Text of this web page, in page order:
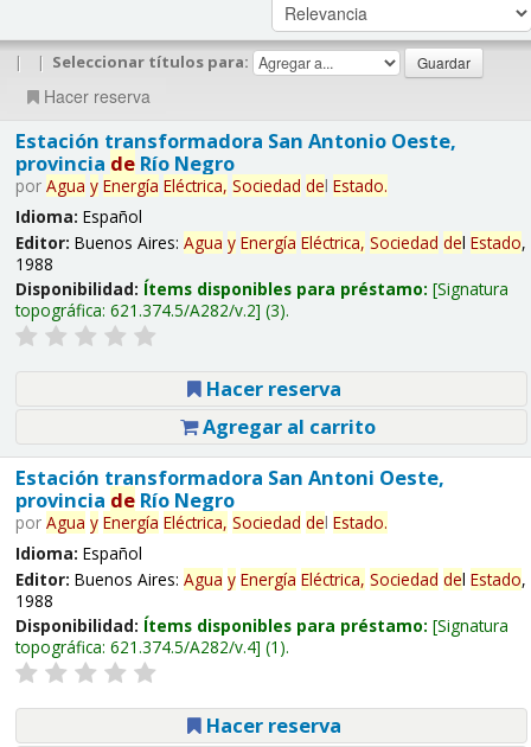
| | Seleccionar títulos para:
Hacer reserva
Estación transformadora San Antonio Oeste,
provincia deRío Negro
por Agua y Energía Eléctrica, Sociedad del Estado.
Idioma: Español
Editor: Buenos Aires: Agua y Energía Eléctrica, Sociedad del Estado,
1988
Disponibilidad: Ítems disponibles para préstamo: Signatura
topográfica: 621.374.5/A282/v.2 (3).
Hacer reserva
Agregar al carrito
Estación transformadora San Antoni Oeste,
provincia deRío Negro
por Agua y Energía Eléctrica, Sociedad del Estado.
Idioma: Español
Editor: Buenos Aires: Agua y Energía Eléctrica, Sociedad del Estado,
1988
Disponibilidad: Ítems disponibles para préstamo: Signatura
topográfica: 621.374.5/A282/v.4 (1).
Hacer reserva